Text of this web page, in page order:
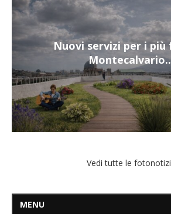
Nuovi servizi per i più
Vedi tutte le
MENU